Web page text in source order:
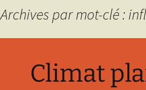
Archives par mot-clé :
Climat